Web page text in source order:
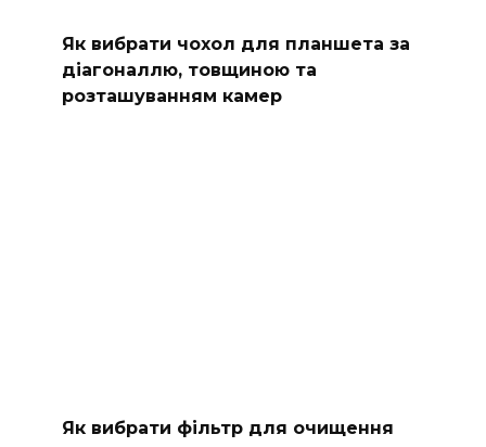
Як вибрати чохол для планшета за
діагоналлю, товщиною та
розташуванням камер
Як вибрати фільтр для очищення